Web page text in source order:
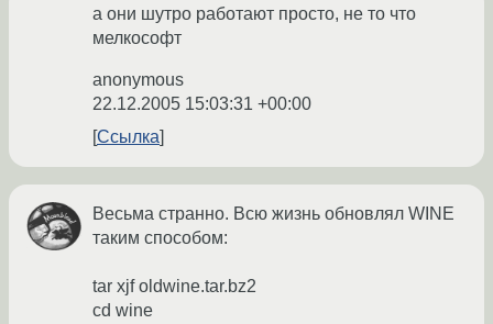
а они шутро работают просто, не то что
мелкософт
anonymous
22.12.2005 15:03:31 +00:00
Ссылка
Весьма странно. Всю жизнь обновлял WINE
таким способом:
tar xjf oldwine.tar.bz2
cd wine